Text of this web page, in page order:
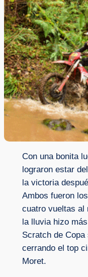
Con una bonita
lograron estar
la victoria
Ambos fueron
cuatro vueltas al
la lluvia hizo
Scratch de Copa
cerrando el top
Moret.